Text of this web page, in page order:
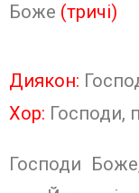
Боже (тричі)
Диякон:
Хор: Господи,
Господи